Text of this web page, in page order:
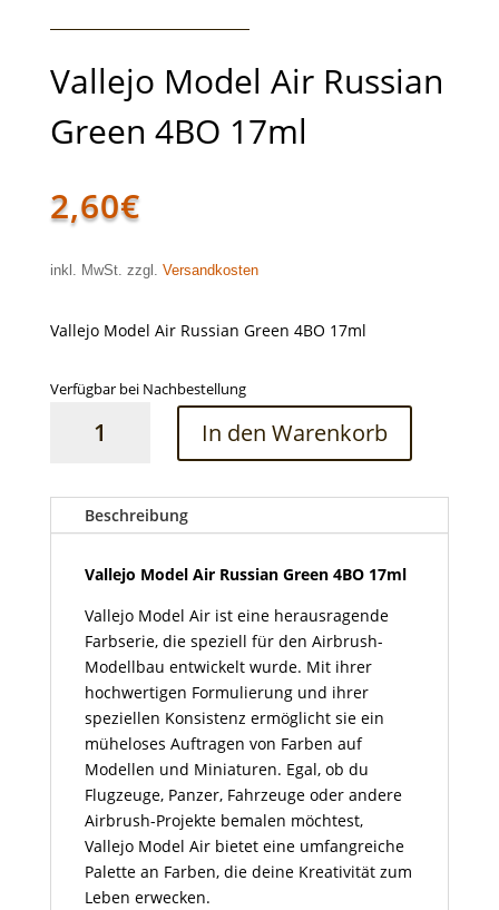
Vallejo Model Air Russian
Green 4BO 17ml
2,60€
inkl. MwSt. zzgl. Versandkosten
Vallejo Model Air Russian Green 4BO 17ml
Verfügbar bei Nachbestellung
Green
17ml
In den Warenkorb
Beschreibung
Vallejo Model Air Russian Green 4BO 17ml
Vallejo Model Air ist eine herausragende
Farbserie, die speziell für den Airbrush-
Modellbau entwickelt wurde. Mit ihrer
hochwertigen Formulierung und ihrer
speziellen Konsistenz ermöglicht sie ein
müheloses Auftragen von Farben auf
Modellen und Miniaturen. Egal, ob du
Flugzeuge, Panzer, Fahrzeuge oder andere
Airbrush-Projekte bemalen möchtest,
Vallejo Model Air bietet eine umfangreiche
Palette an Farben, die deine Kreativität zum
Leben erwecken.